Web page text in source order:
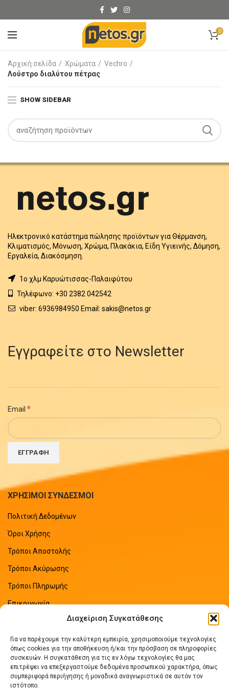
Διαχείριση Συγκατάθεσης
Για να παρέχουμε την καλύτερη εμπειρία, χρησιμοποιούμε τεχνολογίες
όπως cookies για την αποθήκευση ή/και την πρόσβαση σε πληροφορίες
συσκευών. Η συγκατάθεση για τις εν λόγω τεχνολογίες θα μας
επιτρέψει να επεξεργαστούμε δεδομένα προσωπικού χαρακτήρα, όπως
συμπεριφορά περιήγησης ή μοναδικά αναγνωριστικά σε αυτόν τον
ιστότοπο.
0
Αρχική σελίδα Χρώματα
Vechro
Λούστρο διαλύτου πέτρας
SHOW SIDEBAR
Ηλεκτρονικό κατάστημα πώλησης προϊόντων για Θέρμανση,
Κλιματισμός, Μόνωση, Χρώμα, Πλακάκια, Είδη Υγιεινής, Δόμηση,
Εργαλεία, Διακόσμηση.
1o χλμ Καρυώτισσας-Παλαιφύτου
Τηλέφωνο: +30 2382 042542
viber: 6936984950 Email: sakis@netos.gr
Εγγραφείτε στο Newsletter
Email *
ΧΡΗΣΙΜΟΙ ΣΥΝΔΕΣΜΟΙ
Πολιτική Δεδομένων
Όροι Χρήσης
Τρόποι Αποστολής
Τρόποι Ακύρωσης
Τρόποι Πληρωμής
Επικοινωνία
ΠΡΟΣΦΑΤΑ ΑΡΘΡΑ
Οδηγός Εξοικονόμησης Ενέργειας
No Comments